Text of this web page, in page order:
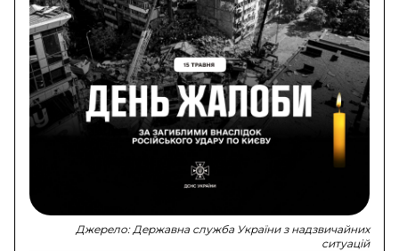
Джерело: Державна служба України з надзвичайних
ситуацій